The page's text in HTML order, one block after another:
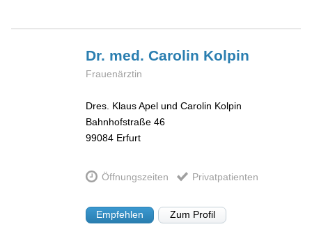
Dr. med. Carolin Kolpin
Frauenärztin
Dres. Klaus Apel und Carolin Kolpin
Bahnhofstraße 46
99084 Erfurt
Öffnungszeiten Privatpatienten
Empfehlen Zum Profil